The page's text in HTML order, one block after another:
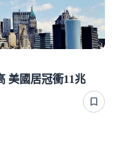
美國居冠衝11兆